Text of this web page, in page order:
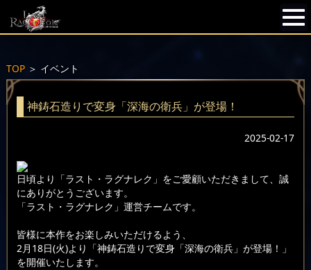
TOP＞ イベント
神鋳石造りで変身「深海の衛兵」が登場！
2025-02-17
日頃より「ラスト・ラグナレク」をご愛顧いただきまして、誠
にありがとうございます。
「ラスト・ラグナレク」運営チームです。
皆様に本作をお楽しみいただけるよう、
2月18日(火)より「神鋳石造りで変身「深海の衛兵」が登場！」
を開催いたします。